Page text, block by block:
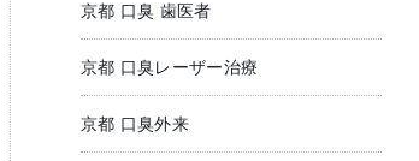
京都 口臭 歯医者
京都 口臭レーザー治療
京都 口臭外来